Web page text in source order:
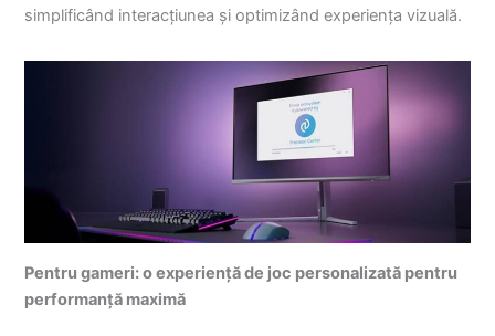
simplificând interacțiunea și optimizând experiența vizuală.
Pentru gameri: o experiență de joc personalizată pentru
performanță maximă